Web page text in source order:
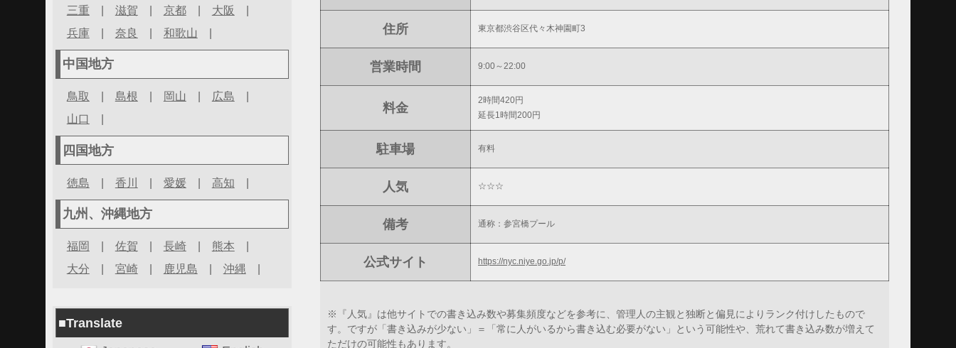
住所 東京都渋谷区代々木神園町3
営業時間 9:00～22:00
料金
2時間420円
延長1時間200円
駐車場 有料
人気 ☆☆☆
備考 通称：参宮橋プール
公式サイト https://nyc.niye.go.jp/p/
※『人気』は他サイトでの書き込み数や募集頻度などを参考に、管理人の主観と独断と偏見によりランク付けしたもので
す。ですが「書き込みが少ない」＝「常に人がいるから書き込む必要がない」という可能性や、荒れて書き込み数が増えて
ただけの可能性もあります。
三重 | 滋賀 | 京都| 大阪 |
兵庫| 奈良 | 和歌山 |
中国地方
鳥取 | 島根 | 岡山 | 広島 |
山口 |
四国地方
徳島 | 香川 | 愛媛| 高知 |
九州、沖縄地方
福岡 | 佐賀 | 長崎| 熊本 |
大分 | 宮崎| 鹿児島 | 沖縄 |
■Translate